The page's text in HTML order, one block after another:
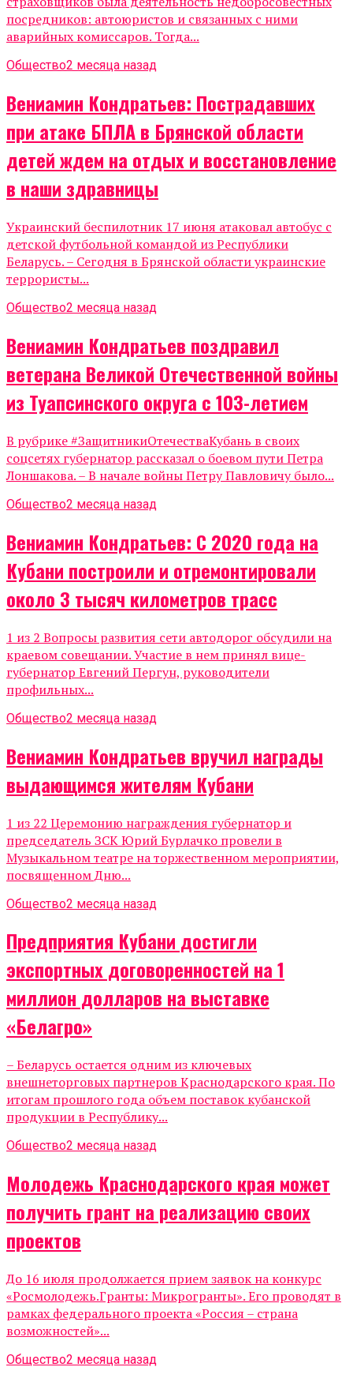
посредников: автоюристов и связанных с ними
аварийных комиссаров. Тогда...
Общество2 месяца назад
Вениамин Кондратьев: Пострадавших
при атаке БПЛА в Брянской области
детей ждем на отдых и восстановление
в наши здравницы
Украинский беспилотник 17 июня атаковал автобус с
детской футбольной командой из Республики
Беларусь. – Сегодня в Брянской области украинские
террористы...
Общество2 месяца назад
Вениамин Кондратьев поздравил
ветерана Великой Отечественной войны
из Туапсинского округа с 103-летием
В рубрике #ЗащитникиОтечестваКубань в своих
соцсетях губернатор рассказал о боевом пути Петра
Лоншакова. – В начале войны Петру Павловичу было...
Общество2 месяца назад
Вениамин Кондратьев: С 2020 года на
Кубани построили и отремонтировали
около 3 тысяч километров трасс
1 из 2 Вопросы развития сети автодорог обсудили на
краевом совещании. Участие в нем принял вице-
губернатор Евгений Пергун, руководители
профильных...
Общество2 месяца назад
Вениамин Кондратьев вручил награды
выдающимся жителям Кубани
1 из 22 Церемонию награждения губернатор и
председатель ЗСК Юрий Бурлачко провели в
Музыкальном театре на торжественном мероприятии,
посвященном Дню...
Общество2 месяца назад
Предприятия Кубани достигли
экспортных договоренностей на 1
миллион долларов на выставке
«Белагро»
– Беларусь остается одним из ключевых
внешнеторговых партнеров Краснодарского края. По
итогам прошлого года объем поставок кубанской
продукции в Республику...
Общество2 месяца назад
Молодежь Краснодарского края может
получить грант на реализацию своих
проектов
До 16 июля продолжается прием заявок на конкурс
«Росмолодежь.Гранты: Микрогранты». Его проводят в
рамках федерального проекта «Россия – страна
возможностей»...
Общество2 месяца назад